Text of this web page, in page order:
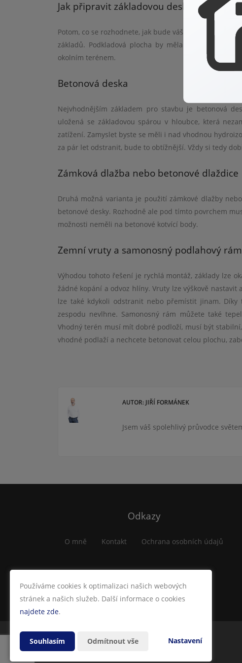
Jak připravit základovou desku pod
Potom, co se rozhodnete, jak bude váš zahradní
základů. Podkladová plocha by měla být v každ
m
okolním terénem.
Betonová deska
Nejvhodnějším základem pro stavbu je betonová
uložená se základovou spárou v hloubce, která
zatížení. Zamyslet byste se měli i nad vhodnou
za pár let odstranit, bude to obtížnější. Vždy si tedy
Zámková dlažba nebo betonové dlaždice
Druhá možná varianta je použití zámkové dlažby
betonové desky. Rozhodně ale pod tímto povrchem
možnosti neměli na betonové kotvící body.
Zemní vruty a samonosný podlahový rám
Výhodou tohoto řešení je rychlá montáž, základy lze
žádné kopání a odvoz hlíny. Vruty lze výškově nastavit
lze také kdykoli odstranit nebo přemístit jinam. Díky
zespodu nevlhne. Samonosný rám můžete také
Vhodný terén musí mít dobré podloží, musí být
vhodné podlaží a nechcete betonovat celou plochu,
AUTOR: JIŘÍ FORMÁNEK
Jsem váš spolehlivý průvodce
Odkazy
O mně Kontakt Ochrana osobních údajů
Používáme cookies k optimalizaci našich webových
stránek a našich služeb. Další informace o cookies
najdete zde.
Souhlasím Odmítnout vše Nastavení